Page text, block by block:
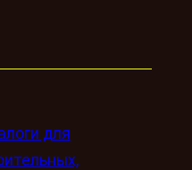
для